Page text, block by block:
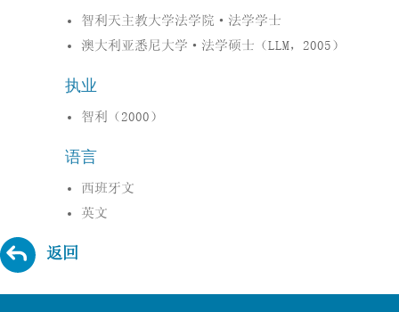
智利天主教大学法学院·法学学士
澳大利亚悉尼大学·法学硕士（LLM，2005）
执业
智利（2000）
语言
西班牙文
英文
返回